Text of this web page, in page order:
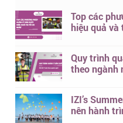
Top các
hiệu quả và
Quy trình
theo ngành
IZI’s
nên hành